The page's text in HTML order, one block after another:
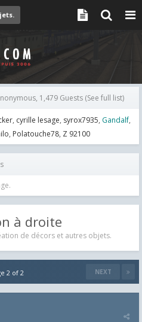
1,479 Guests (See full list)
cyrille lesage syrox7935 Gandalf
Polatouche78 Z 92100
à droite
de décors et autres objets.
NEXT
2 of 2